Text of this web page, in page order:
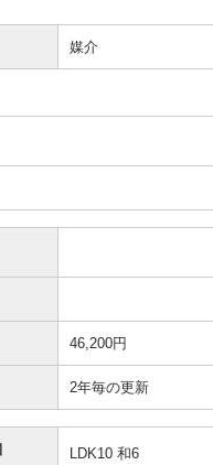
媒介
46,200円
2年毎の更新
LDK10 和6